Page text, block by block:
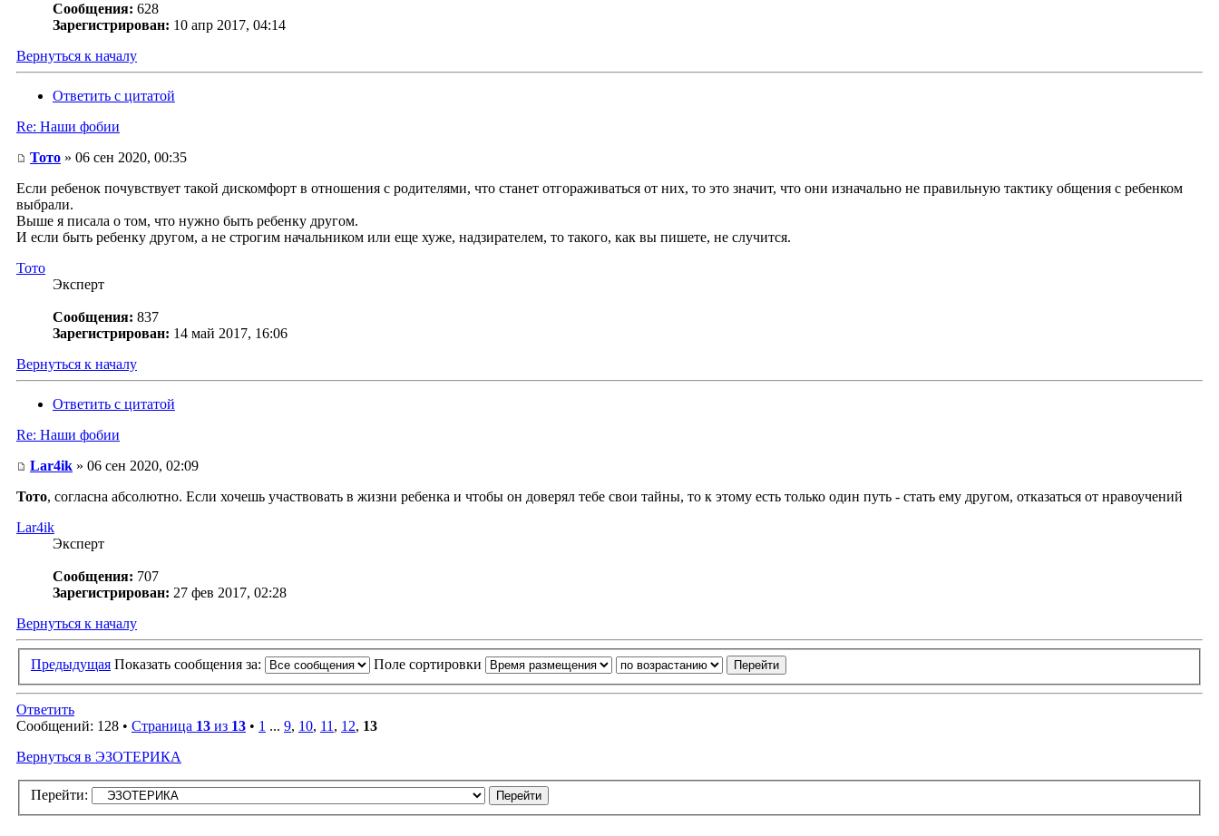
Сообщения: 628
Зарегистрирован: 10 апр 2017, 04:14
Вернуться к началу
Ответить с цитатой
Re: Наши фобии
Тото » 06 сен 2020, 00:35
Если ребенок почувствует такой дискомфорт в отношения с родителями, что станет отгораживаться от них, то это значит, что они изначально не правильную тактику общения с ребенком
выбрали.
Выше я писала о том, что нужно быть ребенку другом.
И если быть ребенку другом, а не строгим начальником или еще хуже, надзирателем, то такого, как вы пишете, не случится.
Тото
Эксперт
Сообщения: 837
Зарегистрирован: 14 май 2017, 16:06
Вернуться к началу
Ответить с цитатой
Re: Наши фобии
Lar4ik » 06 сен 2020, 02:09
Тото, согласна абсолютно. Если хочешь участвовать в жизни ребенка и чтобы он доверял тебе свои тайны, то к этому есть только один путь - стать ему другом, отказаться от нравоучений
Lar4ik
Эксперт
Сообщения: 707
Зарегистрирован: 27 фев 2017, 02:28
Вернуться к началу
Предыдущая Показать сообщения за: Поле сортировки
Ответить
Сообщений: 128 • Страница 13 из 13 • 1 ... 9, 10, 11 , 12, 13
Вернуться в ЭЗОТЕРИКА
Перейти: